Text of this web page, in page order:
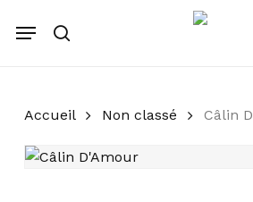
recherche
Menu
Accueil Non classé Câlin